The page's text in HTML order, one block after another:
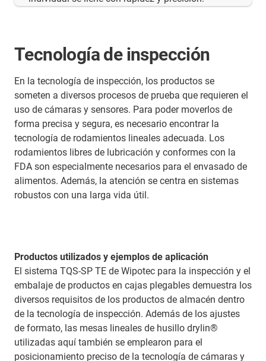
Tecnología de inspección
En la tecnología de inspección, los productos se
someten a diversos procesos de prueba que requieren el
uso de cámaras y sensores. Para poder moverlos de
forma precisa y segura, es necesario encontrar la
tecnología de rodamientos lineales adecuada. Los
rodamientos libres de lubricación y conformes con la
FDA son especialmente necesarios para el envasado de
alimentos. Además, la atención se centra en sistemas
robustos con una larga vida útil.
Productos utilizados y ejemplos de aplicación
El sistema TQS-SP TE de Wipotec para la inspección y el
embalaje de productos en cajas plegables demuestra los
diversos requisitos de los productos de almacén dentro
de la tecnología de inspección. Además de los ajustes
de formato, las mesas lineales de husillo drylin®
utilizadas aquí también se emplearon para el
posicionamiento preciso de la tecnología de cámaras y